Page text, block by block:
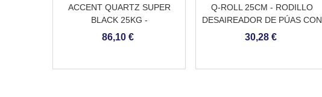
ACCENT QUARTZ SUPER
BLACK 25KG -
REVESTIMIENTO CONTINUO
86,10 €
Q-ROLL 25CM - RODILLO
DESAIREADOR DE PÚAS CON
MANGO
30,28 €